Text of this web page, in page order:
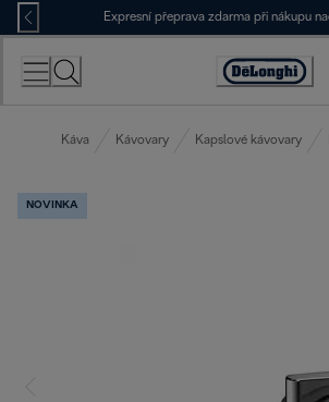
Skip
to
Content
Expresní přeprava zdarma při nákupu
Accessibility
Káva Kávovary Kapslové kávovary
NOVINKA